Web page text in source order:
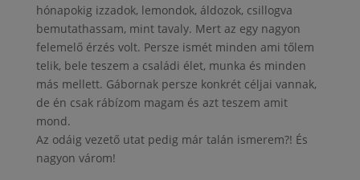
hónapokig izzadok, lemondok, áldozok, csillogva
bemutathassam, mint tavaly. Mert az egy nagyon
felemelő érzés volt. Persze ismét minden ami tőlem
telik, bele teszem a családi élet, munka és minden
más mellett. Gábornak persze konkrét céljai vannak,
de én csak rábízom magam és azt teszem amit
mond.
Az odáig vezető utat pedig már talán ismerem?! És
nagyon várom!